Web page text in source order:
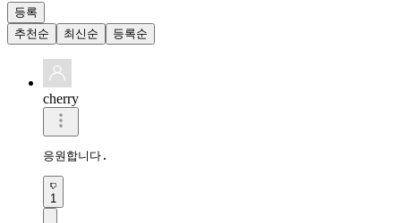
등록
추천순
최신순 등록순
cherry
응원합니다.
1